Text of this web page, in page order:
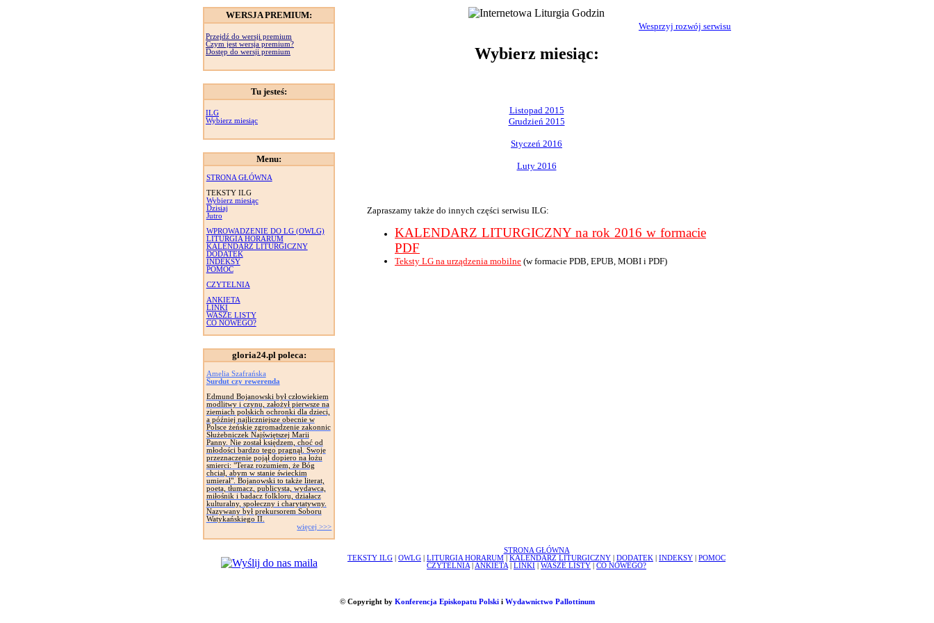
WERSJA PREMIUM:
Przejdź do wersji premium
Czym jest wersja premium?
Dostęp do wersji premium
Tu jesteś:
ILG
Wybierz miesiąc
Menu:
STRONA GŁÓWNA
TEKSTY ILG
Wybierz miesiąc
Dzisiaj
Jutro
WPROWADZENIE DO LG (OWLG)
LITURGIA HORARUM
KALENDARZ LITURGICZNY
DODATEK
INDEKSY
POMOC
CZYTELNIA
ANKIETA
LINKI
WASZE LISTY
CO NOWEGO?
gloria24.pl poleca:
Amelia Szafrańska
Surdut czy rewerenda
Edmund Bojanowski był człowiekiem
modlitwy i czynu, założył pierwsze na
ziemiach polskich ochronki dla dzieci,
a później najliczniejsze obecnie w
Polsce żeńskie zgromadzenie zakonnic
Służebniczek Najświętszej Marii
Panny. Nie został księdzem, choć od
młodości bardzo tego pragnął. Swoje
przeznaczenie pojął dopiero na łożu
smierci: "Teraz rozumiem, że Bóg
chciał, abym w stanie świeckim
umierał". Bojanowski to także literat,
poeta, tłumacz, publicysta, wydawca,
miłośnik i badacz folkloru, działacz
kulturalny, społeczny i charytatywny.
Nazywany był prekursorem Soboru
Watykańskiego II.
więcej >>>
Wesprzyj rozwój serwisu
Wybierz miesiąc:
Listopad 2015
Grudzień 2015
Styczeń 2016
Luty 2016
Zapraszamy także do innych części serwisu ILG:
KALENDARZ LITURGICZNY na rok 2016 w formacie
PDF
Teksty LG na urządzenia mobilne (w formacie PDB, EPUB, MOBI i PDF)
STRONA GŁÓWNA
TEKSTY ILG
OWLG LITURGIA HORARUM KALENDARZ LITURGICZNY DODATEK INDEKSY
POMOC
CZYTELNIA
ANKIETA LINKI WASZE LISTY CO NOWEGO?
© Copyright by Konferencja Episkopatu Polskii Wydawnictwo Pallottinum